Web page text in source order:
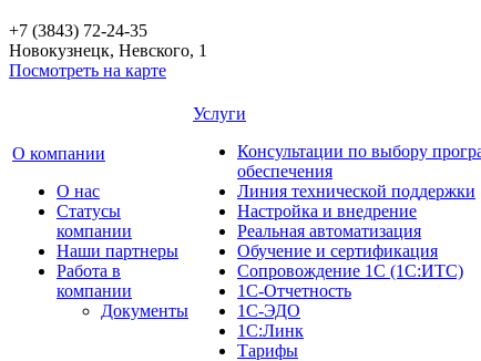
+7 (3843) 72-24-35
Новокузнецк, Невского, 1
Посмотреть на карте
О компании
О нас
Cтатусы
компании
Наши партнеры
Работа в
компании
Документы
Услуги
Консультации по выбору
обеспечения
Линия технической поддержки
Настройка и внедрение
Реальная автоматизация
Обучение и сертификация
Сопровождение 1С (1С:ИТС)
1С-Отчетность
1С-ЭДО
1С:Линк
Тарифы